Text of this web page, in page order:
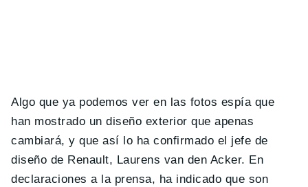
Algo que ya podemos ver en las fotos espía que
han mostrado un diseño exterior que apenas
cambiará, y que así lo ha confirmado el jefe de
diseño de Renault, Laurens van den Acker. En
declaraciones a la prensa, ha indicado que son